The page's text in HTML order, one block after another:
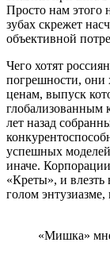
Просто нам этого
зубах скрежет
объективной
Чего хотят
погрешности, они
ценам, выпуск
глобализованным
лет назад
успешных
иначе.
«Креты», и влезть
голом энтузиазме,
«Мишка»